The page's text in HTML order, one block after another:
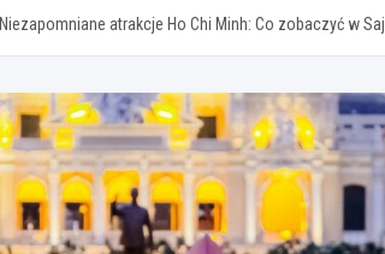
Niezapomniane atrakcje Ho Chi Minh: Co zobaczyć w